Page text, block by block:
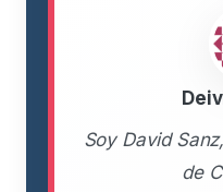
Soy David
de